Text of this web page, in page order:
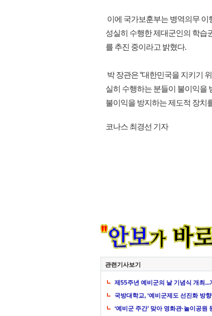
이에 국가보훈부는 병역의무 이
성실히 수행한 제대군인의 학습
를 추진 중이라고 밝혔다.
박 장관은 “대한민국을 지키기
실히 수행하는 분들이 불이익을
불이익을 방지하는 제도적 장치
코나스 최경선 기자
관련기사보기
제55주년 예비군의 날 기념식 개최
국방대학교, ‘예비군제도 선진화 방향
‘예비군 주간’ 맞아 영화관·놀이공원